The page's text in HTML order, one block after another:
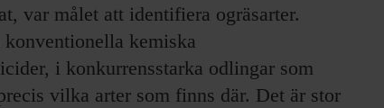
var målet att identifiera ogräsarter.
kemiska
i konkurrensstarka odlingar som
vilka arter som finns där. Det är stor